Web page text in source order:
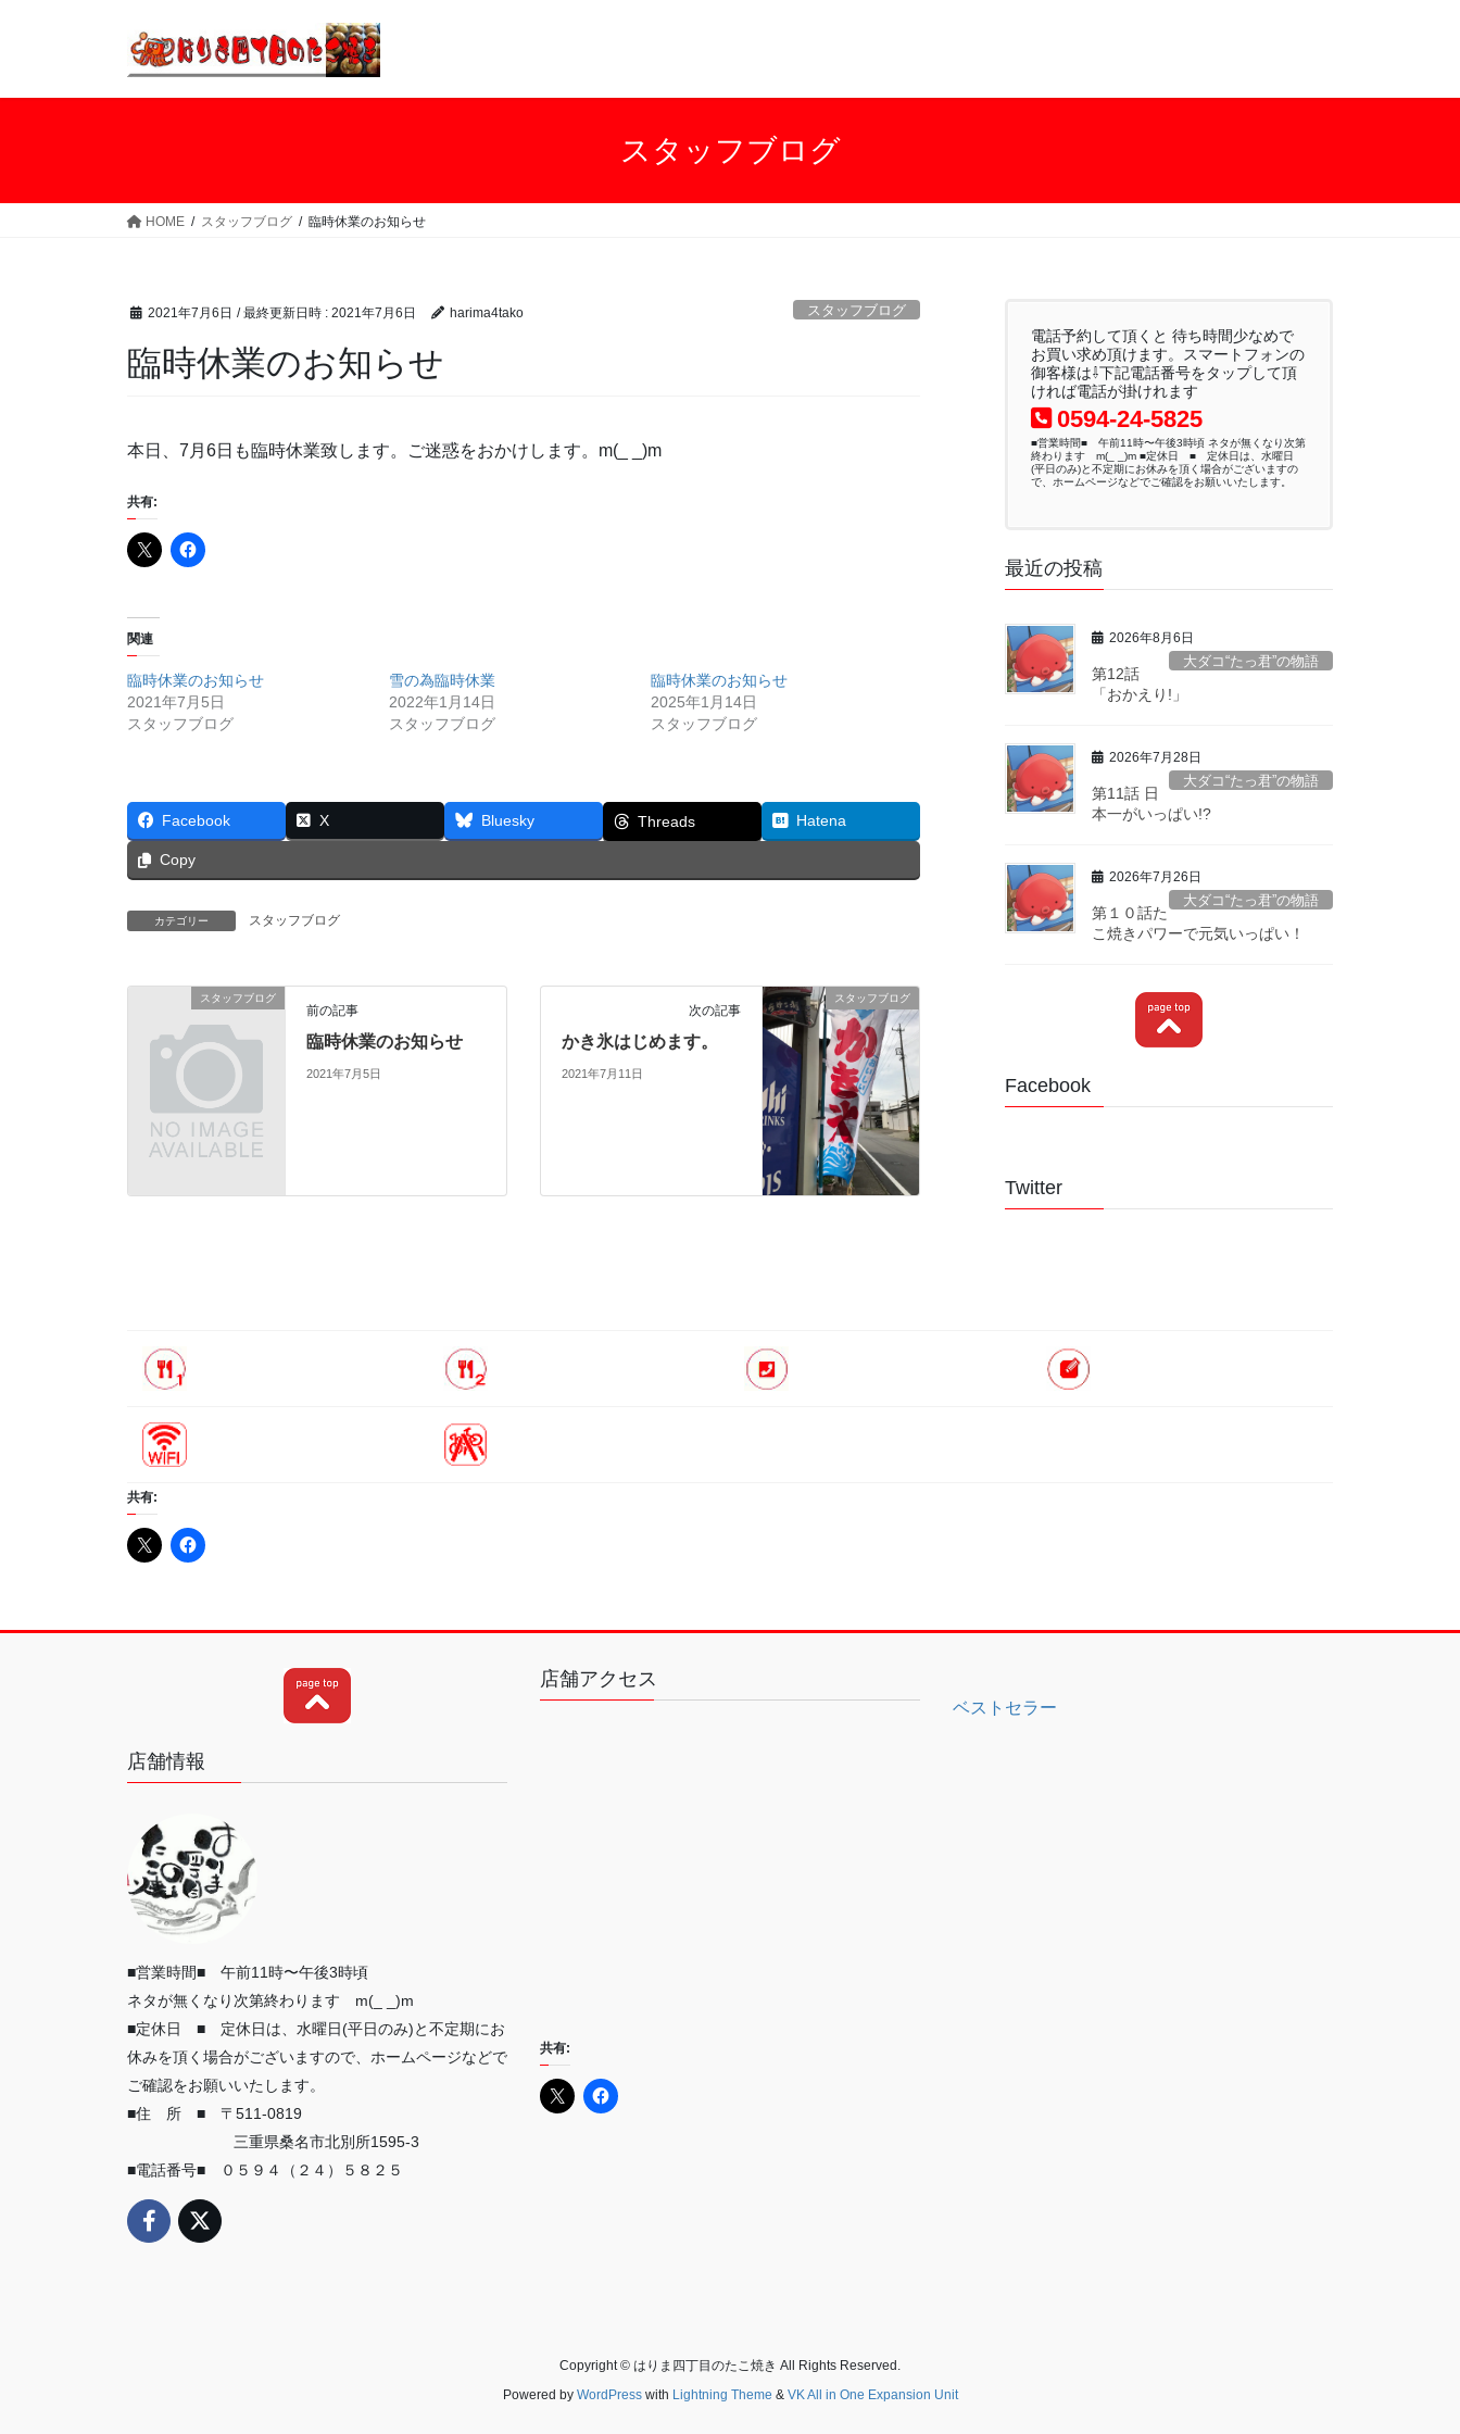
スタッフブログ
HOME スタッフブログ 臨時休業のお知らせ
2021年7月6日 / 最終更新日時 : 2021年7月6日 harima4tako スタッフブログ
臨時休業のお知らせ
本日、7月6日も臨時休業致します。ご迷惑をおかけします。m(_ _)m
共有:
関連
臨時休業のお知らせ
2021年7月5日
スタッフブログ
雪の為臨時休業
2022年1月14日
スタッフブログ
臨時休業のお知らせ
2025年1月14日
スタッフブログ
Facebook X Bluesky Threads Hatena
Copy
カテゴリー スタッフブログ
スタッフブログ
前の記事
臨時休業のお知らせ
2021年7月5日
スタッフブログ
次の記事
かき氷はじめます。
2021年7月11日
電話予約して頂くと 待ち時間少なめで
お買い求め頂けます。スマートフォンの
御客様は⇩下記電話番号をタップして頂
ければ電話が掛けれます
0594-24-5825
■営業時間■ 午前11時〜午後3時頃 ネタが無くなり次第
終わります m(_ _)m ■定休日 ■ 定休日は、水曜日
(平日のみ)と不定期にお休みを頂く場合がございますの
で、ホームページなどでご確認をお願いいたします。
最近の投稿
2026年8月6日
大ダコ“たっ君”の物語
第12話
「おかえり!」
2026年7月28日
大ダコ“たっ君”の物語
第11話 日
本一がいっぱい!?
2026年7月26日
大ダコ“たっ君”の物語
第１０話た
こ焼きパワーで元気いっぱい！
Facebook
Twitter
共有:
店舗情報
■営業時間■ 午前11時〜午後3時頃
ネタが無くなり次第終わります m(_ _)m
■定休日 ■ 定休日は、水曜日(平日のみ)と不定期にお
休みを頂く場合がございますので、ホームページなどで
ご確認をお願いいたします。
■住 所 ■ 〒511-0819
三重県桑名市北別所1595-3
■電話番号■ ０５９４（２４）５８２５
店舗アクセス
共有:
ベストセラー
Copyright © はりま四丁目のたこ焼き All Rights Reserved.
Powered by WordPresswith Lightning Theme & VK All in One Expansion Unit